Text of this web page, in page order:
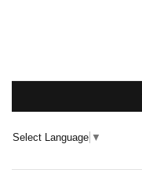
Select Language ▼